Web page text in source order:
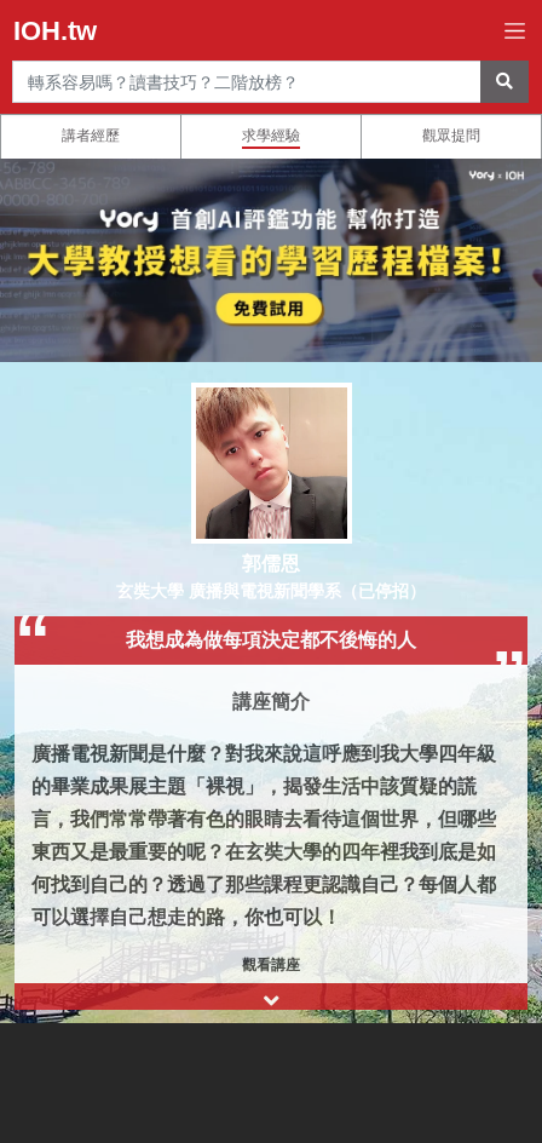
IOH.tw
講者經歷 求學經驗 觀眾提問
郭儒恩
玄奘大學 廣播與電視新聞學系（已停招）
我想成為做每項決定都不後悔的人
講座簡介
廣播電視新聞是什麼？對我來說這呼應到我大學四年級
的畢業成果展主題「裸視」，揭發生活中該質疑的謊
言，我們常常帶著有色的眼睛去看待這個世界，但哪些
東西又是最重要的呢？在玄奘大學的四年裡我到底是如
何找到自己的？透過了那些課程更認識自己？每個人都
可以選擇自己想走的路，你也可以！
觀看講座